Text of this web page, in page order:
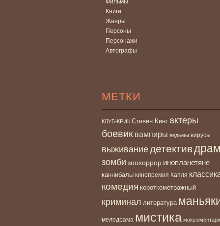
Фильмы
Книги
Жанры
Персоны
Персонажи
Автографы
МЕТКИ
КЛУБ-КРИК Стивен Кинг актеры
боевик вампиры ведьмы вирусы
выживаниедетектив
зомби зоохоррор инопланетяне
каннибалы кинопремия Капля
комедия короткометражный
криминал литература
мелодрама мистика мокьюментари